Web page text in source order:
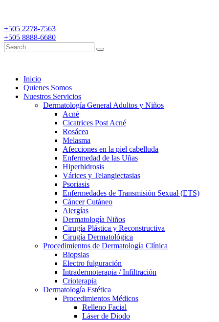
+505 2278-7563
+505 8888-6680
Inicio
Quienes Somos
Nuestros Servicios
Dermatología General Adultos y Niños
Acné
Cicatrices Post Acné
Rosácea
Melasma
Afecciones en la piel cabelluda
Enfermedad de las Uñas
Hiperhidrosis
Várices y Telangiectasias
Psoriasis
Enfermedades de Transmisión Sexual (ETS)
Cáncer Cutáneo
Alergías
Dermatología Niños
Cirugía Plástica y Reconstructiva
Cirugía Dermatológica
Procedimientos de Dermatología Clínica
Biopsias
Electro fulguración
Intradermoterapia / Infiltración
Crioterapia
Dermatología Estética
Procedimientos Médicos
Relleno Facial
Láser de Diodo